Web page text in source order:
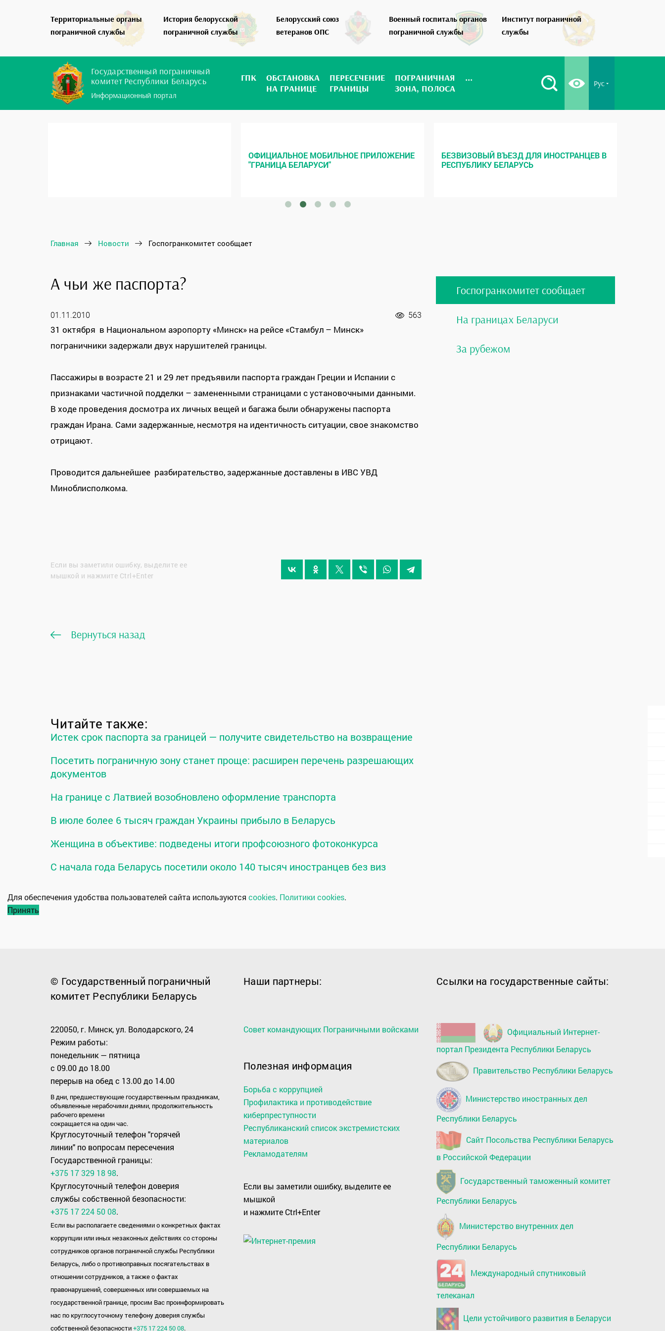
Территориальные органы
пограничной службы
История белорусской
пограничной службы
Белорусский союз
ветеранов ОПС
Военный госпиталь органов
пограничной службы
Институт пограничной
службы
Государственный пограничный
комитет Республики Беларусь
Информационный портал
ГПК
ОБСТАНОВКА
НА ГРАНИЦЕ
ПЕРЕСЕЧЕНИЕ
ГРАНИЦЫ
ПОГРАНИЧНАЯ
ЗОНА, ПОЛОСА
... Рус
ОФИЦИАЛЬНОЕ МОБИЛЬНОЕ ПРИЛОЖЕНИЕ
"ГРАНИЦА БЕЛАРУСИ"
БЕЗВИЗОВЫЙ ВЪЕЗД ДЛЯ ИНОСТРАНЦЕВ В
РЕСПУБЛИКУ БЕЛАРУСЬ
Главная Новости Госпогранкомитет сообщает
А чьи же паспорта?
01.11.2010 563
31 октября в Национальном аэропорту «Минск» на рейсе «Стамбул – Минск»
пограничники задержали двух нарушителей границы.
Пассажиры в возрасте 21 и 29 лет предъявили паспорта граждан Греции и Испании с
признаками частичной подделки – замененными страницами с установочными данными.
В ходе проведения досмотра их личных вещей и багажа были обнаружены паспорта
граждан Ирана. Сами задержанные, несмотря на идентичность ситуации, свое знакомство
отрицают.
Проводится дальнейшее разбирательство, задержанные доставлены в ИВС УВД
Миноблисполкома.
Если вы заметили ошибку, выделите ее
мышкой и нажмите Ctrl+Enter
Вернуться назад
Читайте также:
Истек срок паспорта за границей — получите свидетельство на возвращение
Посетить пограничную зону станет проще: расширен перечень разрешающих
документов
На границе с Латвией возобновлено оформление транспорта
В июле более 6 тысяч граждан Украины прибыло в Беларусь
Женщина в объективе: подведены итоги профсоюзного фотоконкурса
С начала года Беларусь посетили около 140 тысяч иностранцев без виз
Госпогранкомитет сообщает
На границах Беларуси
За рубежом
Для обеспечения удобства пользователей сайта используются cookies. Политики cookies.
Принять
© Государственный пограничный
комитет Республики Беларусь
220050, г. Минск, ул. Володарского, 24
Режим работы:
понедельник — пятница
с 09.00 до 18.00
перерыв на обед с 13.00 до 14.00
В дни, предшествующие государственным праздникам,
объявленные нерабочими днями, продолжительность
рабочего времени
сокращается на один час.
Круглосуточный телефон "горячей
линии" по вопросам пересечения
Государственной границы:
+375 17 329 18 98.
Круглосуточный телефон доверия
службы собственной безопасности:
+375 17 224 50 08.
Если вы располагаете сведениями о конкретных фактах
коррупции или иных незаконных действиях со стороны
сотрудников органов пограничной службы Республики
Беларусь, либо о противоправных посягательствах в
отношении сотрудников, а также о фактах
правонарушений, совершенных или совершаемых на
государственной границе, просим Вас проинформировать
нас по круглосуточному телефону доверия службы
собственной безопасности+375 17 224 50 08.
Наши партнеры:
Совет командующих Пограничными войсками
Полезная информация
Борьба с коррупцией
Профилактика и противодействие
киберпреступности
Республиканский список экстремистских
материалов
Рекламодателям
Если вы заметили ошибку, выделите ее
мышкой
и нажмите Ctrl+Enter
Ссылки на государственные сайты:
Официальный Интернет-
портал Президента Республики Беларусь
Правительство Республики Беларусь
Министерство иностранных дел
Республики Беларусь
Сайт Посольства Республики Беларусь
в Российской Федерации
Государственный таможенный комитет
Республики Беларусь
Министерство внутренних дел
Республики Беларусь
Международный спутниковый
телеканал
Цели устойчивого развития в Беларуси